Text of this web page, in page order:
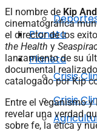
Planeta
Crisis
Planeta
Crisis
El nombre de Kip
cinematográfica
el director de los
the Health y
lanzamiento de su
documental
catalogado por Kip
Entre el veganismo
revelar una verdad
sobre fe, la ética y